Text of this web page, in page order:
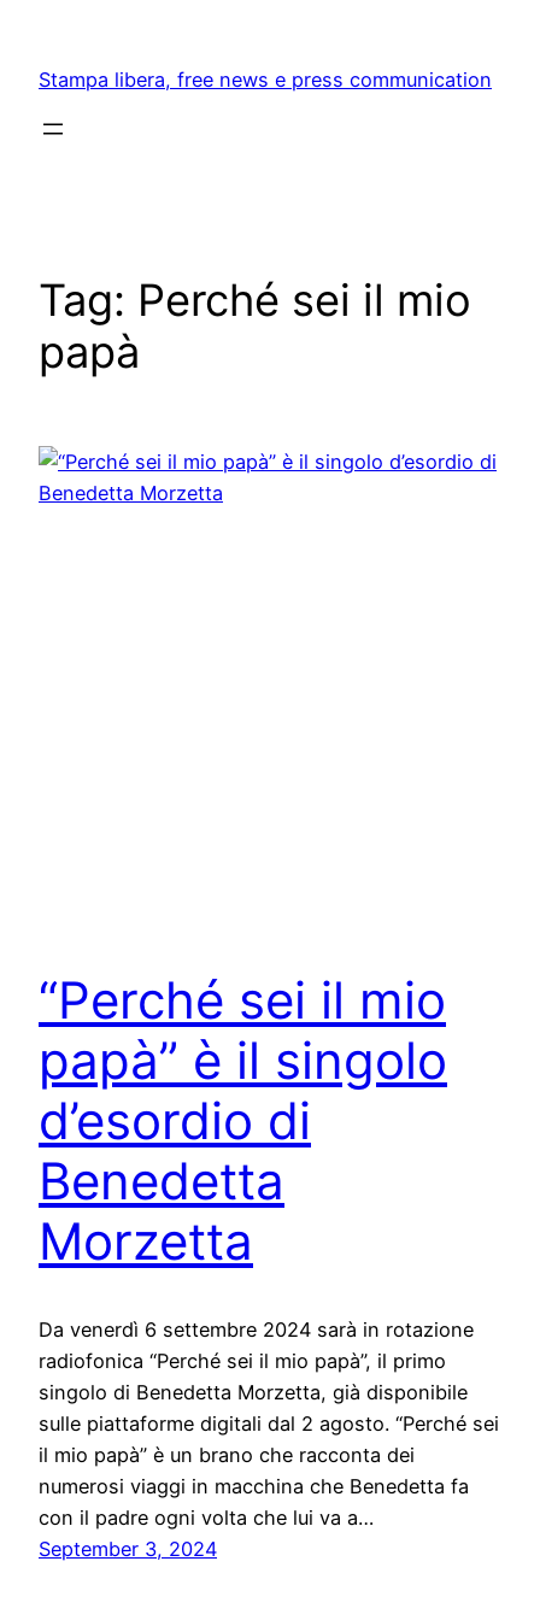
content
Stampa libera, free news e press communication
Tag: Perché sei il mio
papà
“Perché sei il mio
papà” è il singolo
d’esordio di
Benedetta
Morzetta
Da venerdì 6 settembre 2024 sarà in rotazione
radiofonica “Perché sei il mio papà”, il primo
singolo di Benedetta Morzetta, già disponibile
sulle piattaforme digitali dal 2 agosto. “Perché sei
il mio papà” è un brano che racconta dei
numerosi viaggi in macchina che Benedetta fa
con il padre ogni volta che lui va a…
September 3, 2024